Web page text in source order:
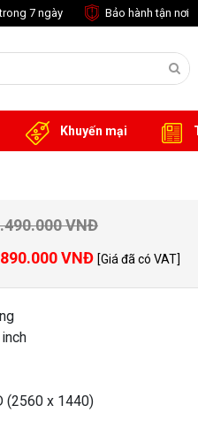
7 ngày Bảo hành tận nơi
Khuyến mại
VNĐ
VNĐ [Giá đã có VAT]
(2560 x 1440)